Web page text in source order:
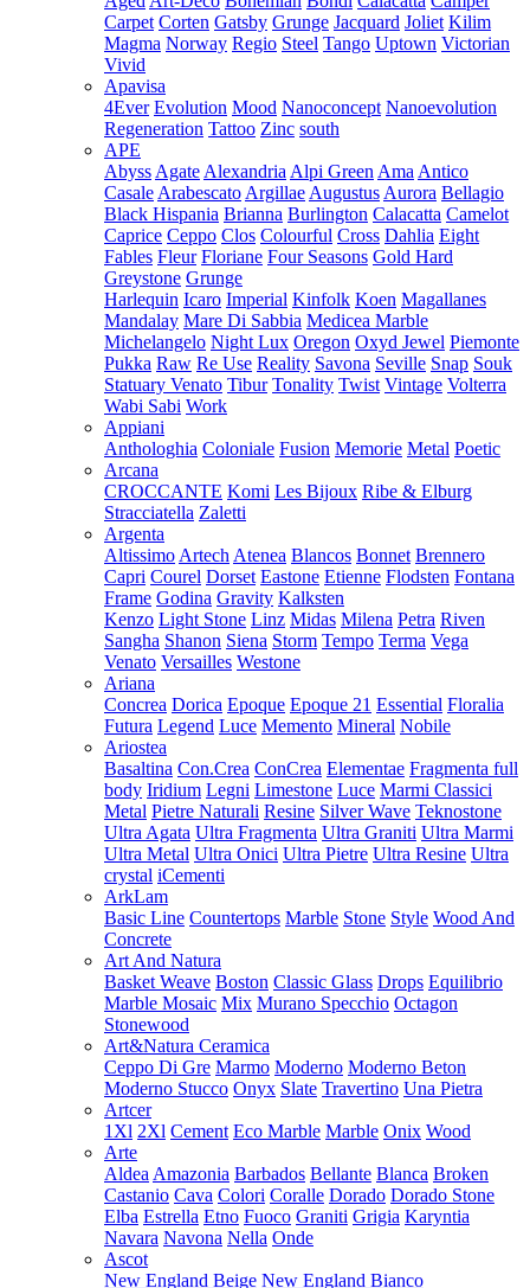
Carpet Corten Gatsby Grunge Jacquard Joliet Kilim
Magma Norway Regio Steel Tango Uptown Victorian
Vivid
Apavisa
4Ever Evolution Mood Nanoconcept Nanoevolution
Regeneration Tattoo Zinc south
APE
Abyss Agate Alexandria Alpi Green Ama Antico
Casale Arabescato Argillae Augustus Aurora Bellagio
Black Hispania Brianna Burlington Calacatta Camelot
Caprice Ceppo Clos Colourful Cross Dahlia Eight
Fables Fleur Floriane Four Seasons Gold Hard
Greystone Grunge
Harlequin Icaro Imperial Kinfolk Koen Magallanes
Mandalay Mare Di Sabbia Medicea Marble
Michelangelo Night Lux Oregon Oxyd Jewel Piemonte
Pukka Raw Re Use Reality Savona Seville Snap Souk
Statuary Venato Tibur Tonality Twist Vintage Volterra
Wabi Sabi Work
Appiani
Anthologhia Coloniale Fusion Memorie Metal Poetic
Arcana
CROCCANTE Komi Les Bijoux Ribe & Elburg
Stracciatella Zaletti
Argenta
Altissimo Artech Atenea Blancos Bonnet Brennero
Capri Courel Dorset Eastone Etienne Flodsten Fontana
Frame Godina Gravity Kalksten
Kenzo Light Stone Linz Midas Milena Petra Riven
Sangha Shanon Siena Storm Tempo Terma Vega
Venato Versailles Westone
Ariana
Concrea Dorica Epoque Epoque 21 Essential Floralia
Futura Legend Luce Memento Mineral Nobile
Ariostea
Basaltina Con.Crea ConCrea Elementae Fragmenta full
body Iridium Legni Limestone Luce Marmi Classici
Metal Pietre Naturali Resine Silver Wave Teknostone
Ultra Agata Ultra Fragmenta Ultra Graniti Ultra Marmi
Ultra Metal Ultra Onici Ultra Pietre Ultra Resine Ultra
crystal iCementi
ArkLam
Basic Line Countertops Marble Stone Style Wood And
Concrete
Art And Natura
Basket Weave Boston Classic Glass Drops Equilibrio
Marble Mosaic Mix Murano Specchio Octagon
Stonewood
Art&Natura Ceramica
Ceppo Di Gre Marmo Moderno Moderno Beton
Moderno Stucco Onyx Slate Travertino Una Pietra
Artcer
1Xl 2Xl Cement Eco Marble Marble Onix Wood
Arte
Aldea Amazonia Barbados Bellante Blanca Broken
Castanio Cava Colori Coralle Dorado Dorado Stone
Elba Estrella Etno Fuoco Graniti Grigia Karyntia
Navara Navona Nella Onde
Ascot
New England Beige New England Bianco